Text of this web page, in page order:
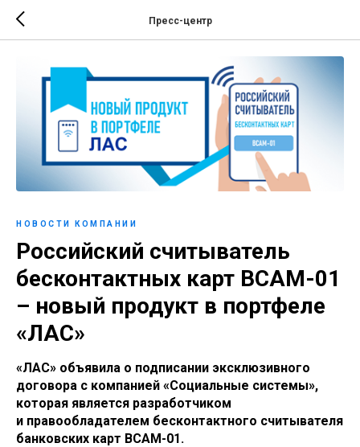
Пресс-центр
НОВОСТИ КОМПАНИИ
Российский считыватель
бесконтактных карт ВСАМ-01
– новый продукт в портфеле
«ЛАС»
«ЛАС» объявила о подписании эксклюзивного
договора с компанией «Социальные системы»,
которая является разработчиком
и правообладателем бесконтактного считывателя
банковских карт ВСАМ-01.